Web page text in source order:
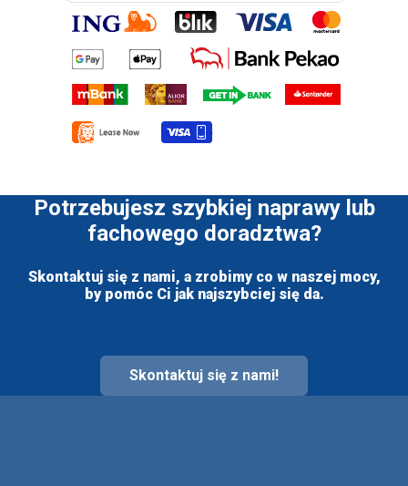
Potrzebujesz szybkiej naprawy lub
fachowego doradztwa?
Skontaktuj się z nami, a zrobimy co w naszej mocy,
by pomóc Ci jak najszybciej się da.
Skontaktuj się z nami!